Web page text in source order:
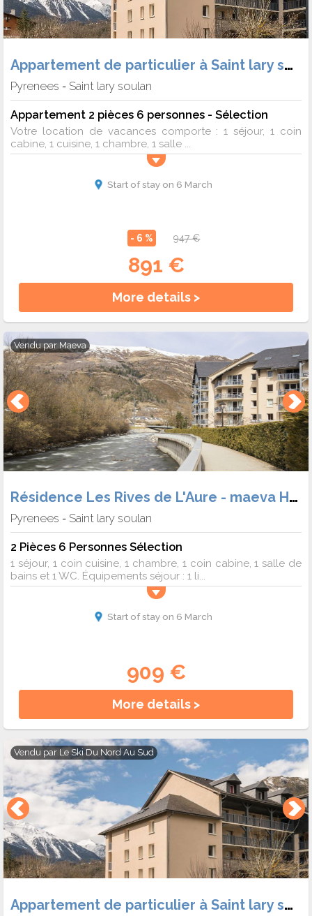
Appartement de particulier à Saint lary soulan
Pyrenees - Saint lary soulan
Appartement 2 pièces 6 personnes - Sélection
Votre location de vacances comporte : 1 séjour, 1 coin
cabine, 1 cuisine, 1 chambre, 1 salle ...
Start of stay on 6 March
- 6 % 947 €
891 €
More details >
Vendu par Maeva
Résidence Les Rives de L'Aure - maeva Home
Pyrenees - Saint lary soulan
2 Pièces 6 Personnes Sélection
1 séjour, 1 coin cuisine, 1 chambre, 1 coin cabine, 1 salle de
bains et 1 WC. Équipements séjour : 1 li...
Start of stay on 6 March
909 €
More details >
Vendu par Le Ski Du Nord Au Sud
Appartement de particulier à Saint lary soulan